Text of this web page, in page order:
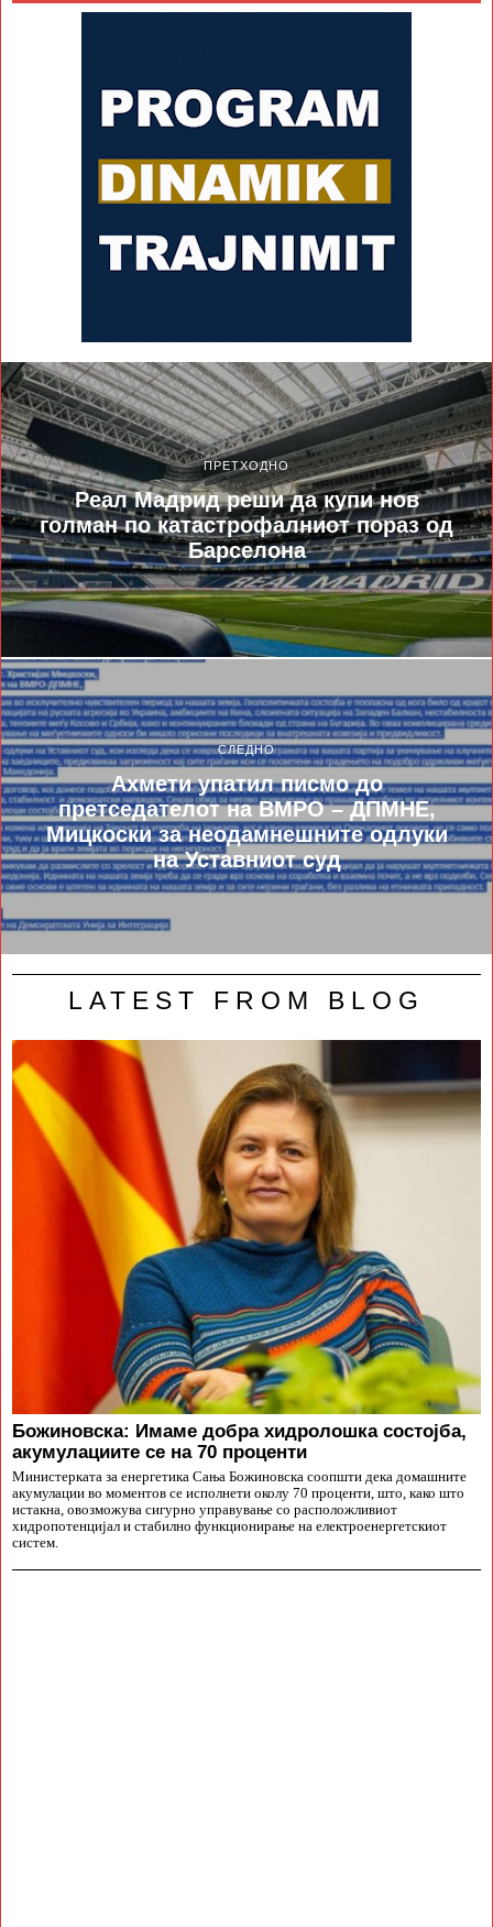
ПРЕТХОДНО
Реал Мадрид реши да купи нов
голман по катастрофалниот пораз од
Барселона
СЛЕДНО
Ахмети упатил писмо до
претседателот на ВМРО – ДПМНЕ,
Мицкоски за неодамнешните одлуки
на Уставниот суд
LATEST FROM BLOG
Божиновска: Имаме добра хидролошка состојба,
акумулациите се на 70 проценти
Министерката за енергетика Сања Божиновска соопшти дека домашните
акумулации во моментов се исполнети околу 70 проценти, што, како што
истакна, овозможува сигурно управување со расположливиот
хидропотенцијал и стабилно функционирање на електроенергетскиот
систем.